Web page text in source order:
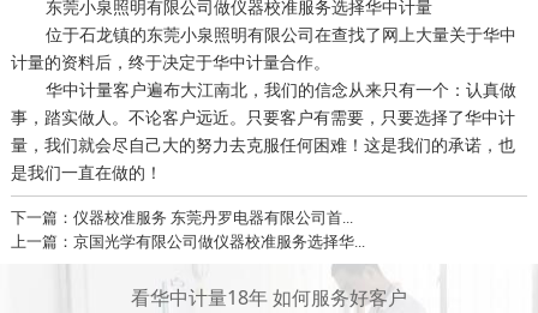
东莞小泉照明有限公司做仪器校准服务选择华中计量
位于石龙镇的东莞小泉照明有限公司在查找了网上大量关于华中
计量的资料后，终于决定于华中计量合作。
华中计量客户遍布大江南北，我们的信念从来只有一个：认真做
事，踏实做人。不论客户远近。只要客户有需要，只要选择了华中计
量，我们就会尽自己大的努力去克服任何困难！这是我们的承诺，也
是我们一直在做的！
下一篇：仪器校准服务 东莞丹罗电器有限公司首...
上一篇：京国光学有限公司做仪器校准服务选择华...
看华中计量18年 如何服务好客户